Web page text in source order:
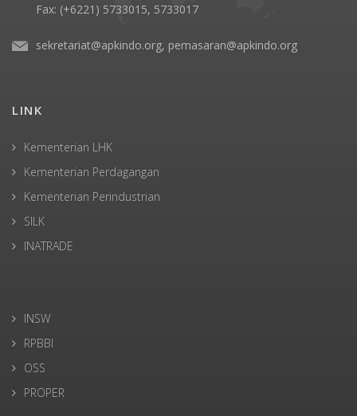
Fax: (+6221) 5733015, 5733017
sekretariat@apkindo.org, pemasaran@apkindo.org
LINK
Kementerian LHK
Kementerian Perdagangan
Kementerian Perindustrian
SILK
INATRADE
INSW
RPBBI
OSS
PROPER